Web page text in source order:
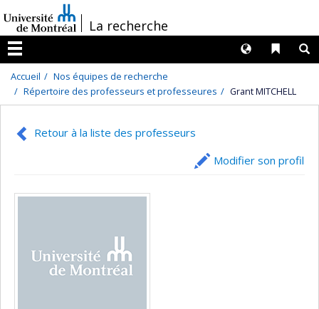
au
contenu
/La recherche
Menu
Liens
Langues
Accueil
Nos équipes de recherche
Répertoire des professeurs et professeures
Grant MITCHELL
Retour à la liste des professeurs
Modifier son profil